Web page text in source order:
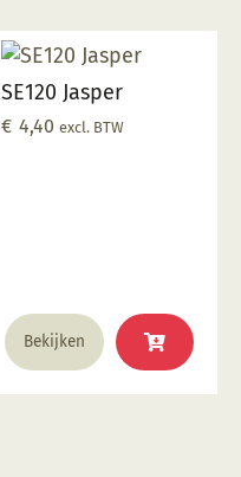
SE120 Jasper
€ 4,40 excl. BTW
Bekijken